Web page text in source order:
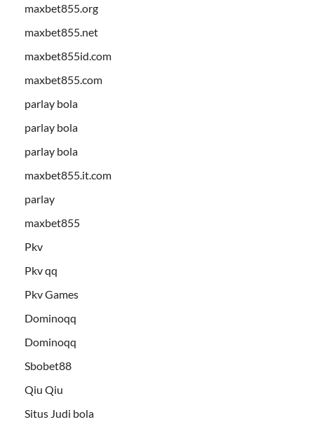
maxbet855.org
maxbet855.net
maxbet855id.com
maxbet855.com
parlay bola
parlay bola
parlay bola
maxbet855.it.com
parlay
maxbet855
Pkv
Pkv qq
Pkv Games
Dominoqq
Dominoqq
Sbobet88
Qiu Qiu
Situs Judi bola